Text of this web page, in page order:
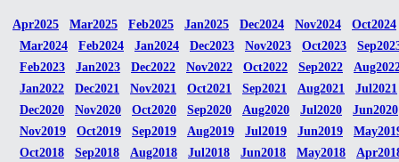
Apr2025 Mar2025 Feb2025 Jan2025 Dec2024 Nov2024
Oct2024
Mar2024
Feb2024 Jan2024 Dec2023 Nov2023 Oct2023
Feb2023
Jan2023 Dec2022 Nov2022 Oct2022 Sep2022
Jan2022
Dec2021 Nov2021 Oct2021 Sep2021 Aug2021
Jul2021
Dec2020
Nov2020 Oct2020 Sep2020 Aug2020 Jul2020
Jun2020
Nov2019
Oct2019 Sep2019 Aug2019 Jul2019 Jun2019
Oct2018
Sep2018 Aug2018 Jul2018 Jun2018 May2018